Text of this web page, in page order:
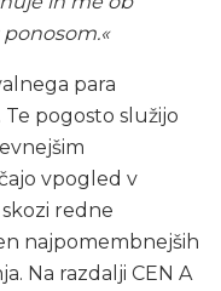
para
pogosto služijo
vpogled v
redne
najpomembnejših
Na razdalji CEN A